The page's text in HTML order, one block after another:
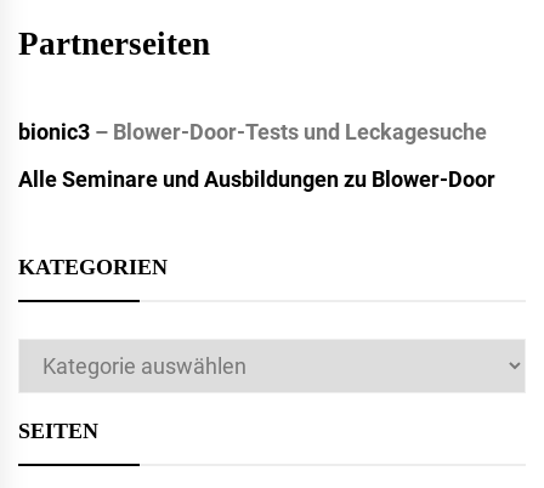
Partnerseiten
bionic3 – Blower-Door-Tests und Leckagesuche
Alle Seminare und Ausbildungen zu Blower-Door
KATEGORIEN
Kategorien
SEITEN